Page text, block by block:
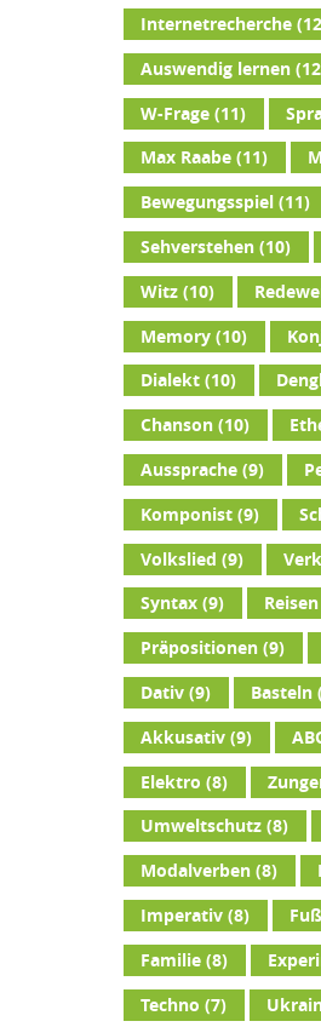
Internetrecherche
Auswendig lernen
W-Frage (11)
Max Raabe (11)
Bewegungsspiel (11)
Sehverstehen (10)
Witz (10)
Memory (10)
Dialekt (10)
Chanson (10)
Aussprache (9)
Komponist (9)
Volkslied (9)
Syntax (9) Reisen
Präpositionen (9)
Dativ (9) Basteln
Akkusativ (9)
Elektro (8)
Umweltschutz (8)
Modalverben (8)
Imperativ (8)
Familie (8)
Techno (7)